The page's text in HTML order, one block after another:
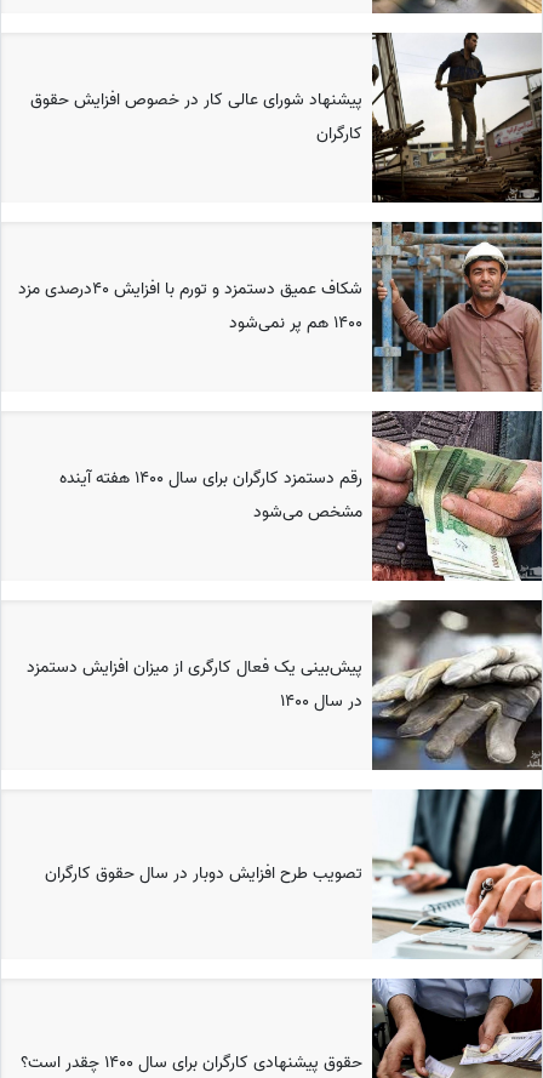
پیشنهاد شورای عالی کار در خصوص افزایش حقوق
کارگران
شکاف عمیق دستمزد و تورم با افزایش ۴۰درصدی مزد
۱۴۰۰ هم پر نمی‌شود
رقم دستمزد کارگران برای سال ۱۴۰۰ هفته آینده
مشخص می‌شود
پیش‌بینی یک فعال کارگری از میزان افزایش دستمزد
در سال ۱۴۰۰
تصویب طرح افزایش دوبار در سال حقوق کارگران
حقوق پیشنهادی کارگران برای سال 1400 چقدر است؟